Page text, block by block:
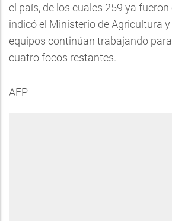
el país, de los cuales 259 ya
indicó el Ministerio de Agricultura
equipos continúan trabajando
cuatro focos restantes.
AFP